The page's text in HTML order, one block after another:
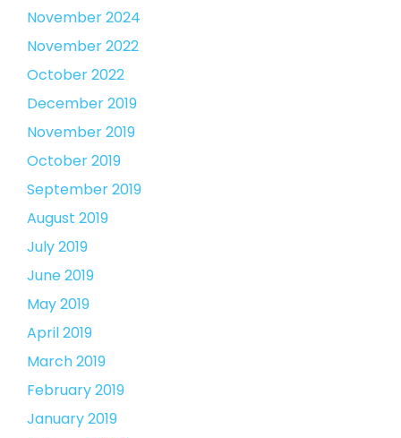
November 2024
November 2022
October 2022
December 2019
November 2019
October 2019
September 2019
August 2019
July 2019
June 2019
May 2019
April 2019
March 2019
February 2019
January 2019